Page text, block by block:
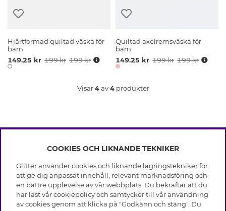
Hjärtformad quiltad väska för
barn
149.25 kr 199 kr 199 kr
Quiltad axelremsväska för
barn
149.25 kr 199 kr 199 kr
Visar4av4produkter
INFO
Leverans
Villkor
Integritetspolicy
Cookies
OM GLITTER
Black Friday
Våra butiker
HJÄLP
COOKIES OCH LIKNANDE TEKNIKER
Glitter använder cookies och liknande lagringstekniker för
att ge dig anpassat innehåll, relevant marknadsföring och
en bättre upplevelse av vår webbplats. Du bekräftar att du
har läst vår cookiepolicy och samtycker till vår användning
av cookies genom att klicka på "Godkänn och stäng". Du